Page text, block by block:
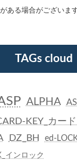
ある場合がございま
TAGs cloud
ALPHA
KEY_カー
DZ_BH ed-
インロック